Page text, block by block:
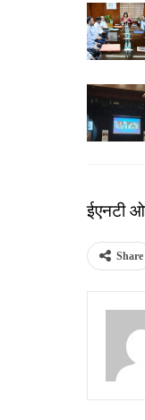
ईएनटी
Share